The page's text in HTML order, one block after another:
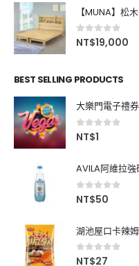
【MUNA】松
0out of 5
NT$19,000
BEST SELLING PRODUCTS
大樂門電子禮券
0out of 5
NT$1
AVILA阿維拉
0out of 5
NT$50
湖池屋口卡辣
0out of 5
NT$27